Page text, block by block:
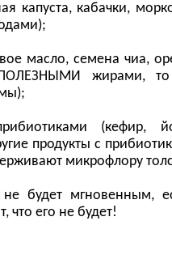
капуста, кабачки,
масло, семена чиа,
жирами,
(кефир,
продукты с
микрофлору
не будет мгновенным,
что его не будет!